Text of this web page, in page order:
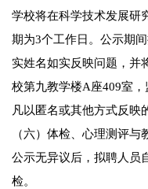
学校将在科学技术发展研
期为3个工作日。公示期
实姓名如实反映问题，并
校第九教学楼A座409室，
凡以匿名或其他方式反映
（六）体检、心理测评与
公示无异议后，拟聘人员
检。